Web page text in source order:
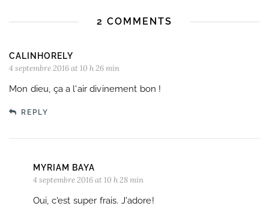
2 COMMENTS
CALINHORELY
4 septembre 2016 at 10 h 26 min
Mon dieu, ça a l'air divinement bon !
REPLY
MYRIAM BAYA
4 septembre 2016 at 10 h 28 min
Oui, c'est super frais. J'adore!